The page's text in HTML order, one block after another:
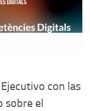
con las
sobre el